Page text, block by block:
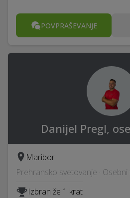
POVPRAŠEVANJE
Danijel Pregl,
Maribor
Prehransko svetovanje ·
Izbran že 1 krat